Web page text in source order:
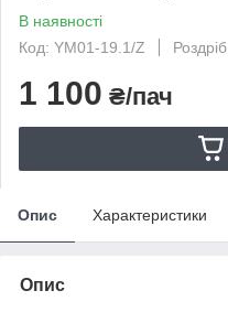
В наявності
Код: YM01-19.1/Z
Роздріб
1 100 ₴/пач
Опис Характеристики
Опис